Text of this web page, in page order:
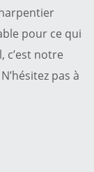
pour ce qui
c’est notre
pas à